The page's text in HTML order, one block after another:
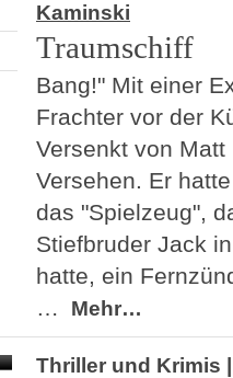
Kaminski
Traumschiff
Bang!" Mit einer
Frachter vor der
Versenkt von
Versehen. Er
das "Spielzeug",
Stiefbruder Jack
hatte, ein
…
Mehr…
Thriller und Krimis